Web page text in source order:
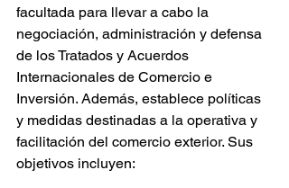
facultada para llevar a cabo la
negociación, administración y defensa
de los Tratados y Acuerdos
Internacionales de Comercio e
Inversión. Además, establece políticas
y medidas destinadas a la operativa y
facilitación del comercio exterior. Sus
objetivos incluyen: